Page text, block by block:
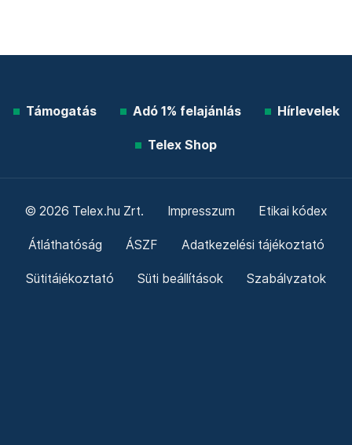
Támogatás Adó 1% felajánlás Hírlevelek
Telex Shop
© 2026 Telex.hu Zrt. Impresszum Etikai kódex
Átláthatóság ÁSZF Adatkezelési tájékoztató
Sütitájékoztató Süti beállítások Szabályzatok